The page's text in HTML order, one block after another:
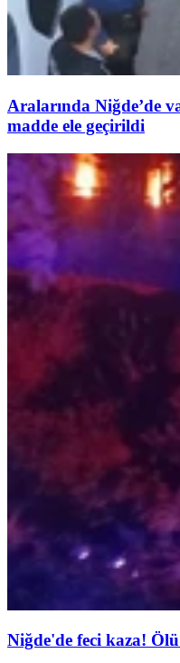
Aralarında Niğde’de
madde ele geçirildi
Niğde'de feci kaza!